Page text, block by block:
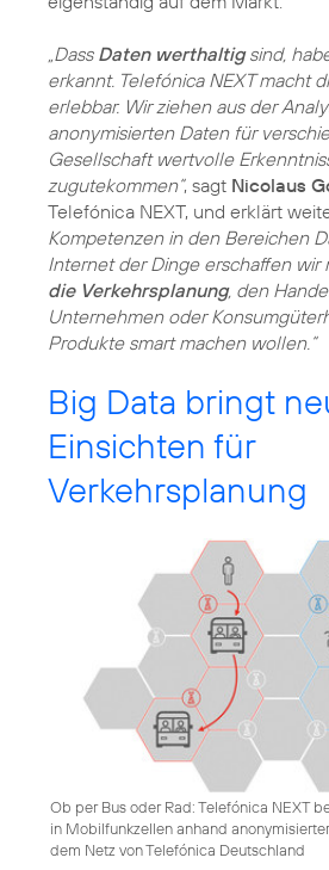
„Dass Daten werthaltigsind,
erkannt. Telefónica NEXT macht
erlebbar. Wir ziehen aus der
anonymisierten Daten für
Gesellschaft wertvolle
zugutekommen“, sagt Nicolaus
Telefónica NEXT, und erklärt
Kompetenzen in den Bereichen
Internet der Dinge erschaffen wir
die Verkehrsplanung, den
Unternehmen oder
Produkte smart machen wollen.“
Big Data bringt
Einsichten für
Verkehrsplanung
Ob per Bus oder Rad: Telefónica NEXT
in Mobilfunkzellen anhand
dem Netz von Telefónica Deutschland